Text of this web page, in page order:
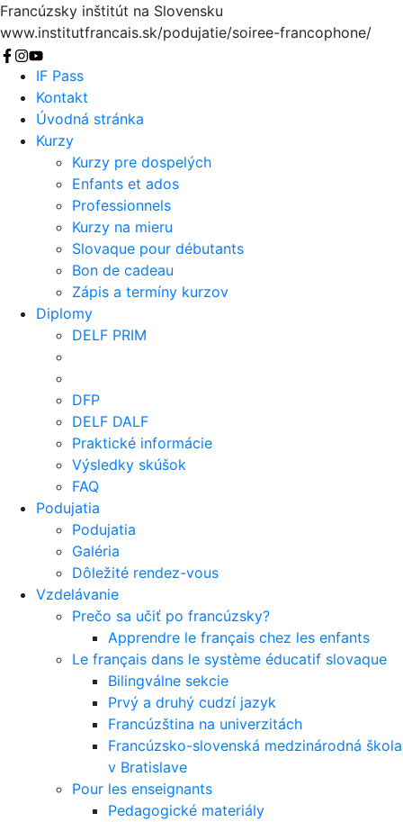
Francúzsky inštitút na Slovensku
www.institutfrancais.sk/podujatie/soiree-francophone/
Vyhľadať
IF Pass
Kontakt
Úvodná stránka
Kurzy
Kurzy pre dospelých
Enfants et ados
Professionnels
Kurzy na mieru
Slovaque pour débutants
Bon de cadeau
Zápis a termíny kurzov
Diplomy
DELF PRIM
DFP
DELF DALF
Praktické informácie
Výsledky skúšok
FAQ
Podujatia
Podujatia
Galéria
Dôležité rendez-vous
Vzdelávanie
Prečo sa učiť po francúzsky?
Apprendre le français chez les enfants
Le français dans le système éducatif slovaque
Bilingválne sekcie
Prvý a druhý cudzí jazyk
Francúzština na univerzitách
Francúzsko-slovenská medzinárodná škola
v Bratislave
Pour les enseignants
Pedagogické materiály